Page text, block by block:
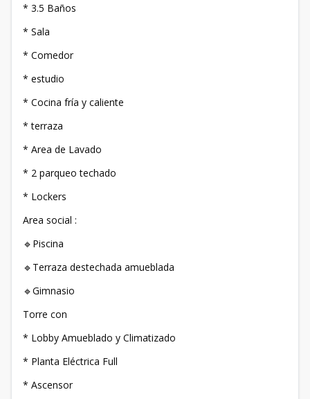
* 3.5 Baños
* Sala
* Comedor
* estudio
* Cocina fría y caliente
* ⁠terraza
* Area de Lavado
* 2 parqueo techado
* ⁠Lockers
Area social :
🔹Piscina
🔹Terraza destechada amueblada
🔹Gimnasio
Torre con
* Lobby Amueblado y Climatizado
* Planta Eléctrica Full
* Ascensor